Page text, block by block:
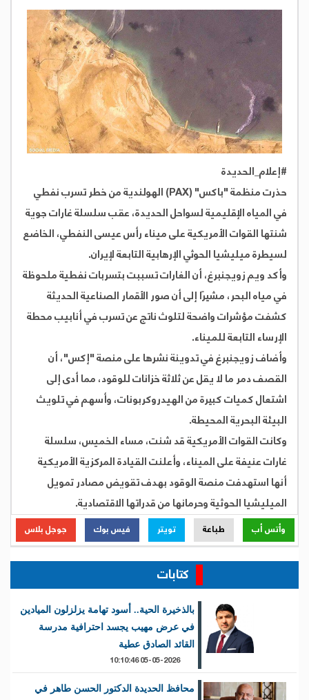
#إعلام_الحديدة
حذرت منظمة "باكس" (PAX) الهولندية من خطر تسرب نفطي
في المياه الإقليمية لسواحل الحديدة، عقب سلسلة غارات جوية
شنتها القوات الأمريكية على ميناء رأس عيسى النفطي، الخاضع
لسيطرة ميليشيا الحوثي الإرهابية التابعة لإيران.
وأكد ويم زويجنبرغ، أن الغارات تسببت بتسربات نفطية ملحوظة
في مياه البحر، مشيرًا إلى أن صور الأقمار الصناعية الحديثة
كشفت مؤشرات واضحة لتلوث ناتج عن تسرب في أنابيب محطة
الإرساء التابعة للميناء.
وأضاف زويجنبرغ في تدوينة نشرها على منصة "إكس"، أن
القصف دمر ما لا يقل عن ثلاثة خزانات للوقود، مما أدى إلى
اشتعال كميات كبيرة من الهيدروكربونات، وأسهم في تلويث
البيئة البحرية المحيطة.
وكانت القوات الأمريكية قد شنت، مساء الخميس، سلسلة
غارات عنيفة على الميناء، وأعلنت القيادة المركزية الأمريكية
أنها استهدفت منصة الوقود بهدف تقويض مصادر تمويل
الميليشيا الحوثية وحرمانها من قدراتها الاقتصادية.
وأتس أب طباعة تويتر فيس بوك جوجل بلاس
كتابات
بالذخيرة الحية.. أسود تهامة يزلزلون الميادين
في عرض مهيب يجسد احترافية مدرسة
القائد الصادق عطية
05-05-2026 10:10:46
محافظ الحديدة الدكتور الحسن طاهر في